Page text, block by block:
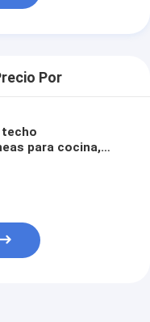
Por
techo
para cocina,